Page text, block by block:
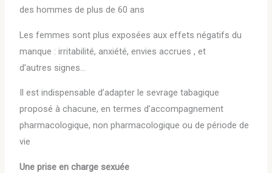
des hommes de plus de 60 ans
Les femmes sont plus exposées aux effets négatifs du
manque : irritabilité, anxiété, envies accrues , et
d’autres signes…
Il est indispensable d’adapter le sevrage tabagique
proposé à chacune, en termes d’accompagnement
pharmacologique, non pharmacologique ou de période de
vie
Une prise en charge sexuée